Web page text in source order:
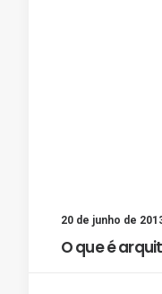
20 de junho de
O que é